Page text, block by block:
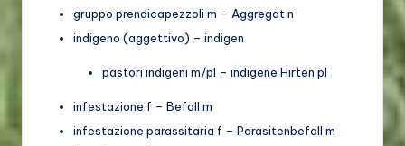
gruppo prendicapezzoli m – Aggregat n
indigeno (aggettivo) – indigen
pastori indigeni m/pl – indigene Hirten pl
infestazione f – Befall m
infestazione parassitaria f – Parasitenbefall m